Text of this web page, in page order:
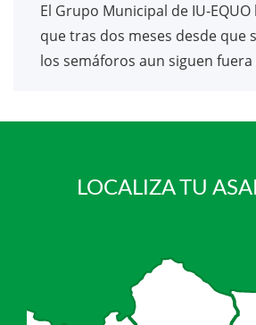
El Grupo Municipal de IU-
que tras dos meses desde que
los semáforos aun siguen
LOCALIZA TU